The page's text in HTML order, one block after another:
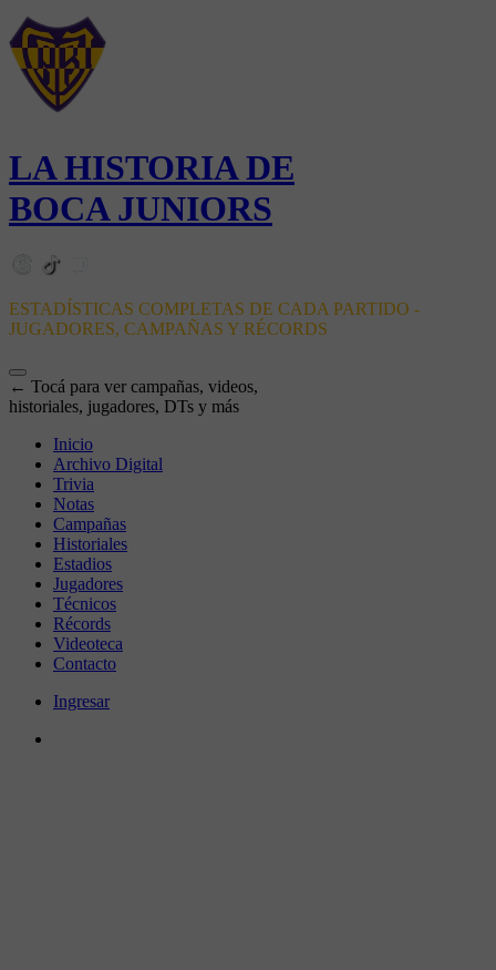
LA HISTORIA DE
BOCA JUNIORS
ESTADÍSTICAS COMPLETAS DE CADA PARTIDO -
JUGADORES, CAMPAÑAS Y RÉCORDS
← Tocá para ver campañas, videos,
historiales, jugadores, DTs y más
Inicio
Archivo Digital
Trivia
Notas
Campañas
Historiales
Estadios
Jugadores
Técnicos
Récords
Videoteca
Contacto
Ingresar